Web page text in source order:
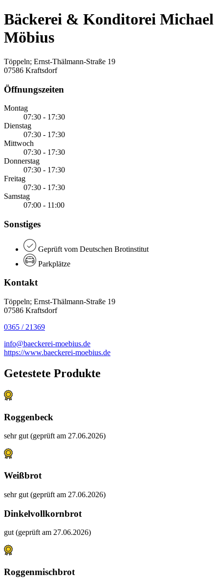
Bäckerei & Konditorei Michael
Möbius
Töppeln; Ernst-Thälmann-Straße 19
07586 Kraftsdorf
Öffnungszeiten
Montag
07:30 - 17:30
Dienstag
07:30 - 17:30
Mittwoch
07:30 - 17:30
Donnerstag
07:30 - 17:30
Freitag
07:30 - 17:30
Samstag
07:00 - 11:00
Sonstiges
Geprüft vom Deutschen Brotinstitut
Parkplätze
Kontakt
Töppeln; Ernst-Thälmann-Straße 19
07586 Kraftsdorf
0365 / 21369
info@baeckerei-moebius.de
https://www.baeckerei-moebius.de
Getestete Produkte
Roggenbeck
sehr gut (geprüft am 27.06.2026)
Weißbrot
sehr gut (geprüft am 27.06.2026)
Dinkelvollkornbrot
gut (geprüft am 27.06.2026)
Roggenmischbrot